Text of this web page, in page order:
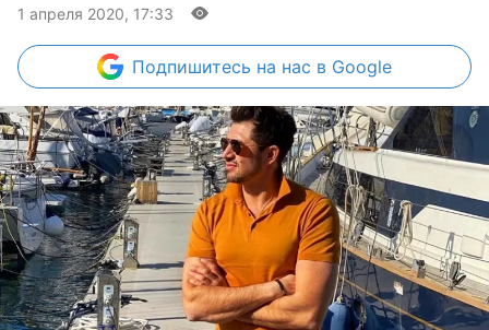
1 апреля 2020, 17:33
Подпишитесь на нас в Google